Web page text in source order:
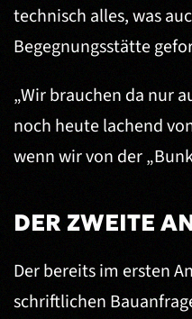
technisch alles, was
Begegnungsstätte
„Wir brauchen da nur
noch heute lachend
wenn wir von der
DER ZWEITE
Der bereits im ersten
schriftlichen